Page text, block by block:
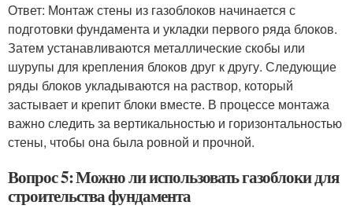
Ответ: Монтаж стены из газоблоков начинается с
подготовки фундамента и укладки первого ряда блоков.
Затем устанавливаются металлические скобы или
шурупы для крепления блоков друг к другу. Следующие
ряды блоков укладываются на раствор, который
застывает и крепит блоки вместе. В процессе монтажа
важно следить за вертикальностью и горизонтальностью
стены, чтобы она была ровной и прочной.
Вопрос 5: Можно ли использовать газоблоки для
строительства фундамента